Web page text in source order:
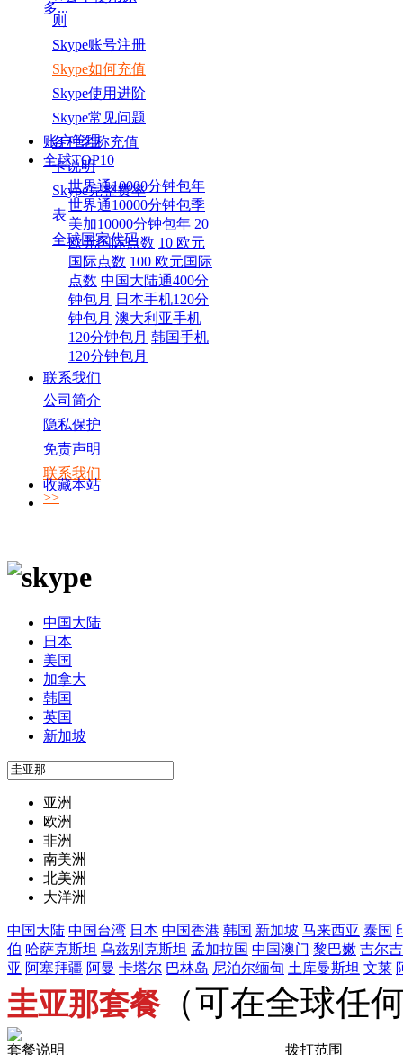
多...
则
Skype账号注册
Skype如何充值
Skype使用进阶
Skype常见问题
各种名称充值
卡说明
Skype完整费率
表
全球国家代码
账户管理
全球TOP10
世界通10000分钟包年
世界通10000分钟包季
美加10000分钟包年 20
欧元国际点数 10 欧元
国际点数 100 欧元国际
点数 中国大陆通400分
钟包月
日本手机120分
钟包月 澳大利亚手机
120分钟包月 韩国手机
120分钟包月
联系我们
公司简介
隐私保护
免责声明
联系我们
>>
收藏本站
中国大陆
日本
美国
加拿大
韩国
英国
新加坡
亚洲
欧洲
非洲
南美洲
北美洲
大洋洲
中国大陆 中国台湾 日本 中国香港 韩国 新加坡 马来西亚 泰国
伯 哈萨克斯坦 乌兹别克斯坦 孟加拉国 中国澳门 黎巴嫩 吉尔
亚 阿塞拜疆 阿曼 卡塔尔 巴林岛 尼泊尔缅甸 土库曼斯坦 文莱
圭亚那套餐（可在全球任
套餐说明
拨打范围